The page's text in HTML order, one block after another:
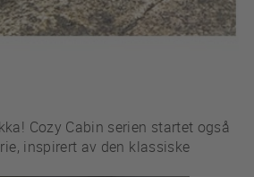
Cozy Cabin serien startet også
inspirert av den klassiske